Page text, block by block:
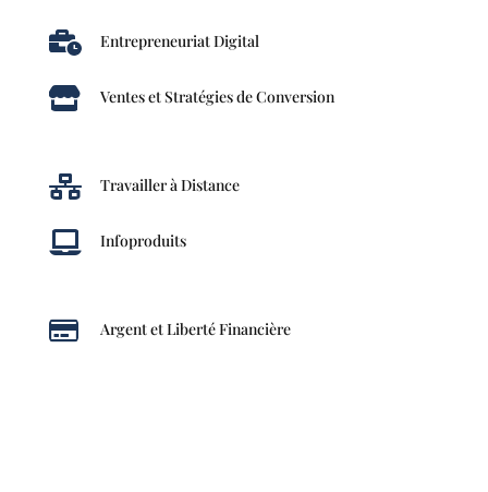
 Entrepreneuriat Digital
 Ventes et Stratégies de Conversion
 Travailler à Distance
 Infoproduits
 Argent et Liberté Financière